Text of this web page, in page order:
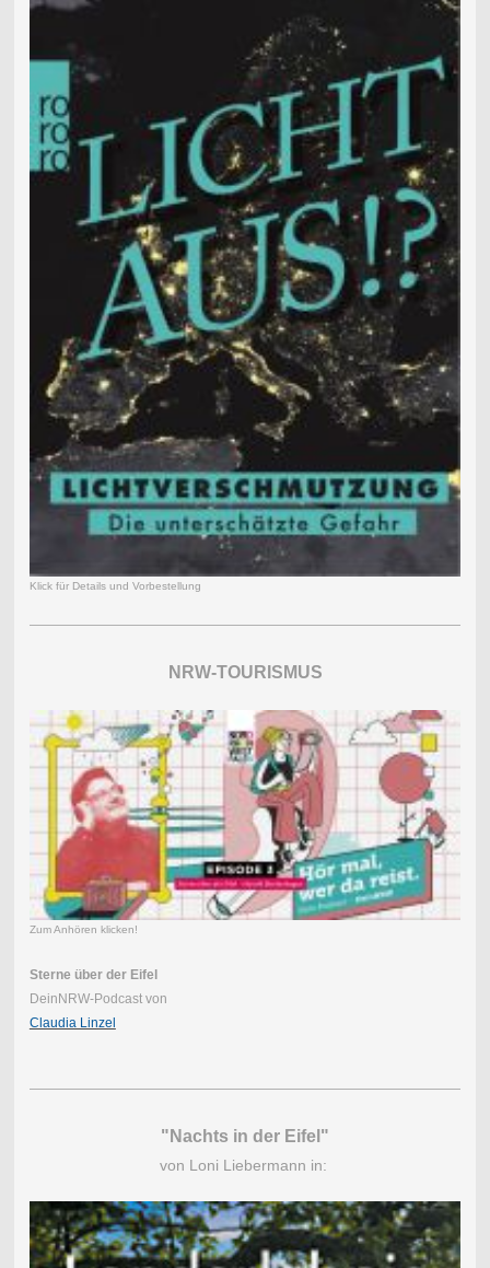
Klick für Details und Vorbestellung
NRW-TOURISMUS
Zum Anhören klicken!
Sterne über der Eifel
DeinNRW-Podcast von
Claudia Linzel
"Nachts in der Eifel"
von Loni Liebermann in: